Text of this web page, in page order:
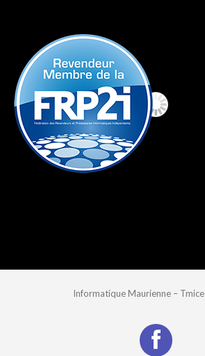
Informatique Maurienne – Tmice